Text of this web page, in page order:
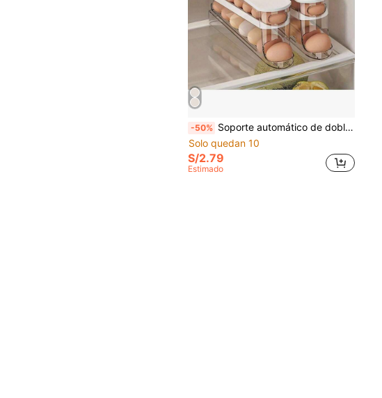
-50% Soporte automático de doble capa para huevos, mantiene los huevos frescos, contenedor deslizante que sostiene de 12 a 14 huevos - Diseño con bisagras, material plástico, sin contacto con alimentos - Organizador de refrigerador, bandeja de huevos de cocina
Solo quedan 10
S/2.79
Estimado